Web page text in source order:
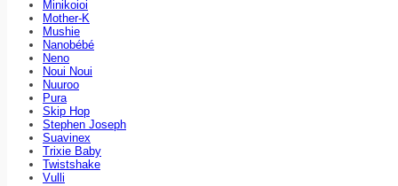
Minikoioi
Mother-K
Mushie
Nanobébé
Neno
Noui Noui
Nuuroo
Pura
Skip Hop
Stephen Joseph
Suavinex
Trixie Baby
Twistshake
Vulli